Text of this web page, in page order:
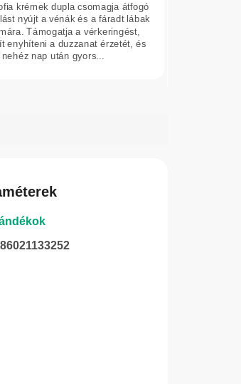
krémek dupla csomagja átfogó
nyújt a vénák és a fáradt lábak
Támogatja a vérkeringést,
enyhíteni a duzzanat érzetét, és
nap után gyors...